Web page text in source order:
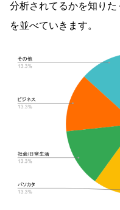
分析されてるかを知り
を並べていきます。